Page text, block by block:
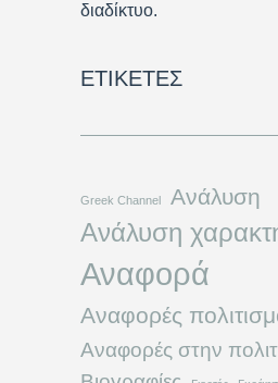
διαδίκτυο.
ΕΤΙΚΈΤΕΣ
Greek Channel Ανάλυση
Ανάλυση
Αναφορά
Αναφορές
Αναφορές στην